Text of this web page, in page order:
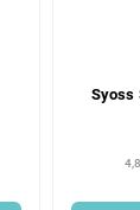
Syoss